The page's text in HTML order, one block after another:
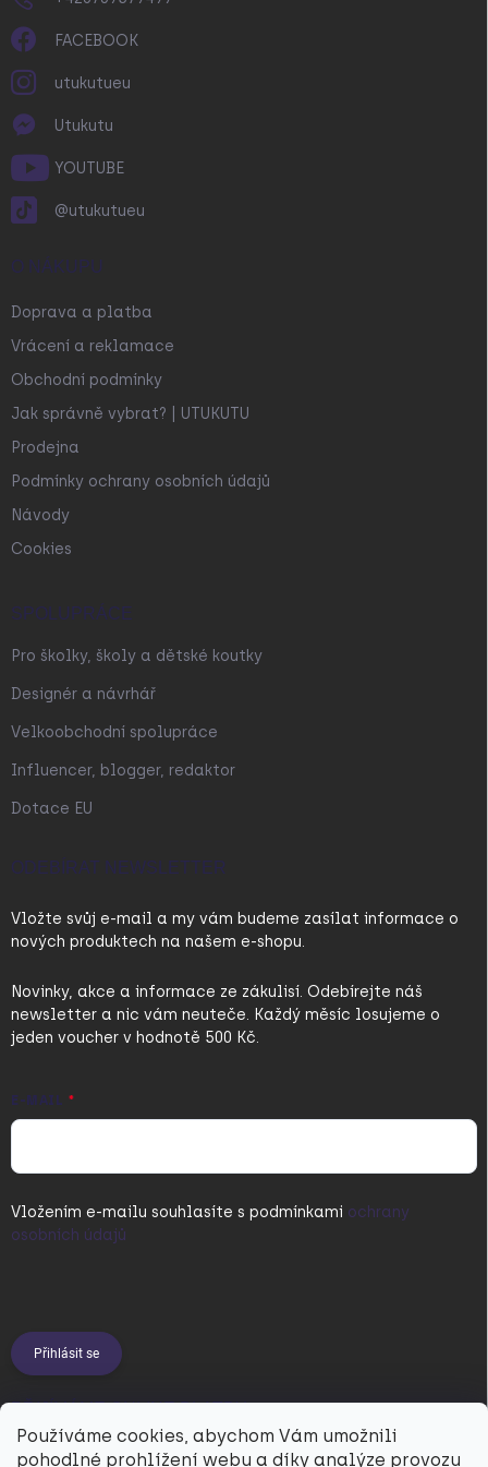
Používáme cookies, abychom Vám umožnili
pohodlné prohlížení webu a díky analýze provozu
FACEBOOK
utukutueu
Utukutu
YOUTUBE
@utukutueu
O NÁKUPU
Doprava a platba
Vrácení a reklamace
Obchodní podmínky
Jak správně vybrat? | UTUKUTU
Prodejna
Podmínky ochrany osobních údajů
Návody
Cookies
SPOLUPRÁCE
Pro školky, školy a dětské koutky
Designér a návrhář
Velkoobchodní spolupráce
Influencer, blogger, redaktor
Dotace EU
ODEBÍRAT NEWSLETTER
Vložte svůj e-mail a my vám budeme zasílat informace o
nových produktech na našem e-shopu.
Novinky, akce a informace ze zákulisí. Odebírejte náš
newsletter a nic vám neuteče. Každý měsíc losujeme o
jeden voucher v hodnotě 500 Kč.
E-MAIL
Vložením e-mailu souhlasíte s podmínkami ochrany
osobních údajů
Přihlásit se
PŘIJÍMÁME ONLINE PLATBY